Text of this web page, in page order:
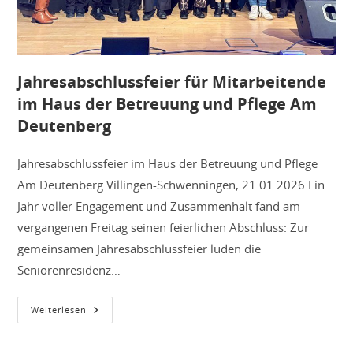
Jahresabschlussfeier für Mitarbeitende
im Haus der Betreuung und Pflege Am
Deutenberg
Jahresabschlussfeier im Haus der Betreuung und Pflege
Am Deutenberg Villingen-Schwenningen, 21.01.2026 Ein
Jahr voller Engagement und Zusammenhalt fand am
vergangenen Freitag seinen feierlichen Abschluss: Zur
gemeinsamen Jahresabschlussfeier luden die
Seniorenresidenz…
Weiterlesen Jahresabschlussfeier
Für